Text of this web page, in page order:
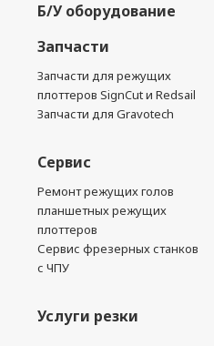
Б/У оборудование
Запчасти
Запчасти для режущих
плоттеров SignCut и Redsail
Запчасти для Gravotech
Сервис
Ремонт режущих голов
планшетных режущих
плоттеров
Сервис фрезерных станков
с ЧПУ
Услуги резки